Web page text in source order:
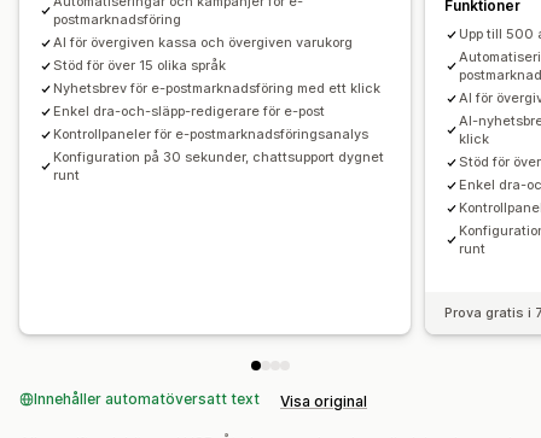
Anpassningsbara widgetar
Flera språk
A/B-testning
Regler för målinriktning
Spårning av beteenden
Produktrekommendationer
Produktomdömen Enkäter Anpassade kampanjer
Kampanjhantering
Redigeringsverktyg Mallar AI-generering
Översättning
Lokalisering Anpassad kod
Anpassade typsnitt
E-postdomäner
Insamling av e-postadresser
postmarknadsföring
AI för övergiven kassa och övergiven varukorg
Stöd för över 15 olika språk
Nyhetsbrev för e-postmarknadsföring med ett klick
Enkel dra-och-släpp-redigerare för e-post
Kontrollpaneler för e-postmarknadsföringsanalys
Konfiguration på 30 sekunder, chattsupport dygnet
runt
Funktioner
Upp till 500
AI för
AI-
klick
Stöd för
Enkel dra-
runt
Prova gratis i
Innehåller automatöversatt text Visa original